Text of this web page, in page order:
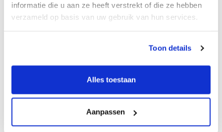
informatie die u aan ze heeft verstrekt of die ze hebben
verzameld op basis van uw gebruik van hun services.
Toon details
Alles toestaan
Aanpassen